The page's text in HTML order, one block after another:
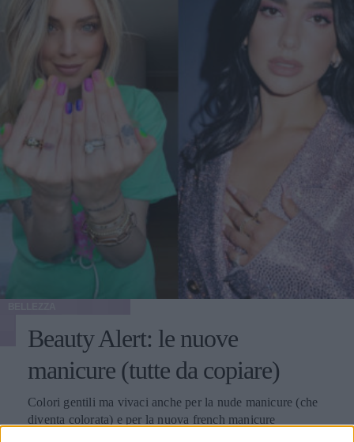
Beauty Alert: le nuove
manicure (tutte da copiare)
Colori gentili ma vivaci anche per la nude manicure (che
diventa colorata) e per la nuova french manicure